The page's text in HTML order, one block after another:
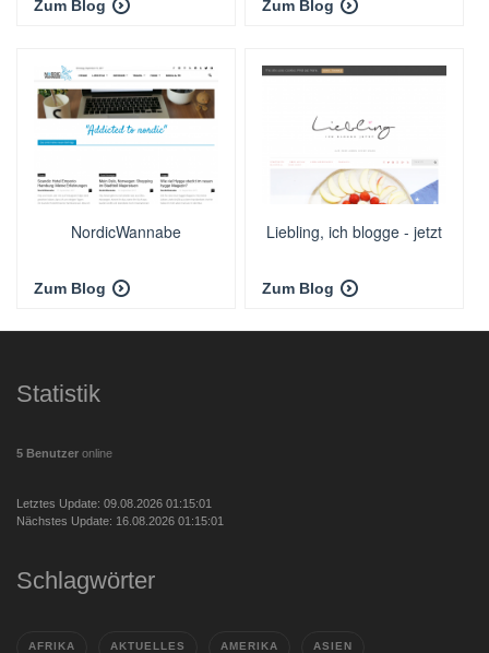
Zum Blog Zum Blog
NordicWannabe
Zum Blog
Liebling, ich blogge - jetzt
Zum Blog
Statistik
5 Benutzer online
Letztes Update: 09.08.2026 01:15:01
Nächstes Update: 16.08.2026 01:15:01
Schlagwörter
AFRIKA AKTUELLES AMERIKA ASIEN